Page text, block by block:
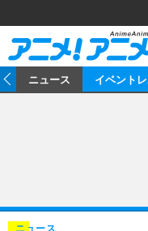
ニュース イベント
ニュース